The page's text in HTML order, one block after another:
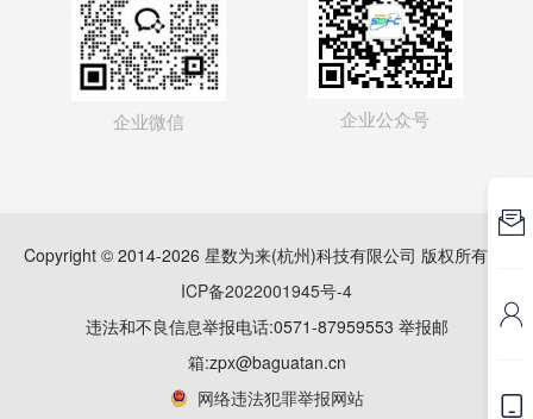
企业微信 企业公众号
Copyright © 2014-2026 星数为来(杭州)科技有限公司 版权所有
ICP备2022001945号-4
违法和不良信息举报电话:0571-87959553 举报邮
箱:zpx@baguatan.cn
网络违法犯罪举报网站


